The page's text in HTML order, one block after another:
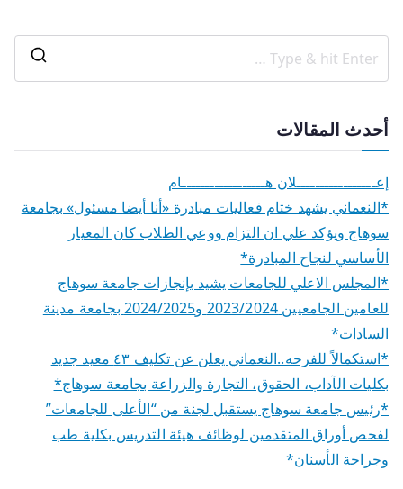
أحدث المقالات
إعـــــــــــــــــلان هــــــــــــــــــام
*النعماني يشهد ختام فعاليات مبادرة «أنا أيضا مسئول» بجامعة
سوهاج ويؤكد علي ان التزام ووعي الطلاب كان المعيار
الأساسي لنجاح المبادرة*
*المجلس الاعلي للجامعات يشيد بإنجازات جامعة سوهاج
للعامين الجامعيين 2023/2024 و2024/2025 بجامعة مدينة
السادات*
*استكمالاً للفرحه..النعماني يعلن عن تكليف ٤٣ معيد جديد
بكليات الآداب، الحقوق، التجارة والزراعة بجامعة سوهاج*
*رئيس جامعة سوهاج يستقبل لجنة من “الأعلى للجامعات”
لفحص أوراق المتقدمين لوظائف هيئة التدريس بكلية طب
وجراحة الأسنان*